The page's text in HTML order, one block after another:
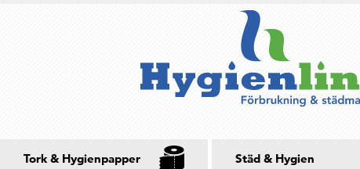
Tork & Hygienpapper Städ & Hygien